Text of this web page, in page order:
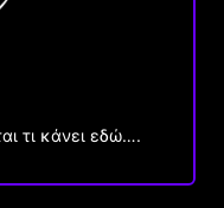
τι κάνει εδώ….